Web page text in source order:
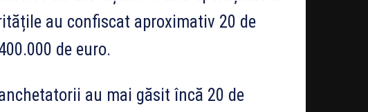
au confiscat aproximativ 20 de
de euro.
au mai găsit încă 20 de